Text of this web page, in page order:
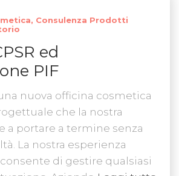
Consulenza Prodotti
ed
PIF
nuova officina cosmetica
che la nostra
a portare a termine senza
La nostra esperienza
di gestire qualsiasi